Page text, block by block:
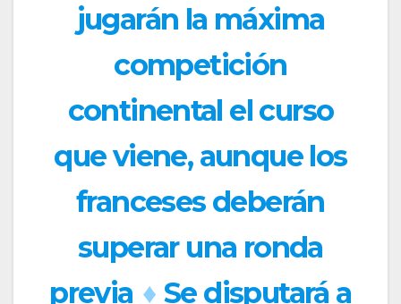
jugarán la máxima
competición
continental el curso
que viene, aunque los
franceses deberán
superar una ronda
previa ♦ Se disputará a